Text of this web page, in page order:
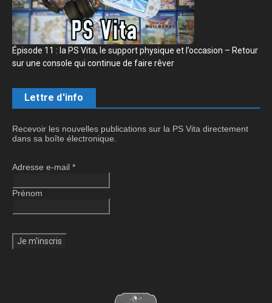
Épisode 11 : la PS Vita, le support physique et l’occasion – Retour
sur une console qui continue de faire rêver
Lettre d'info
Recevoir les nouvelles publications sur la PS Vita directement
dans sa boîte électronique.
Adresse e-mail *
Prénom